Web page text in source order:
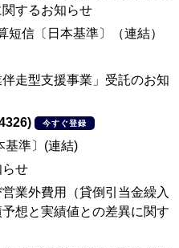
するお知らせ
信〔日本基準〕（連結）
走型支援事業」受託のお知
今すぐ登録
基準〕(連結)
せ
業外費用（貸倒引当金繰入
想と実績値との差異に関す